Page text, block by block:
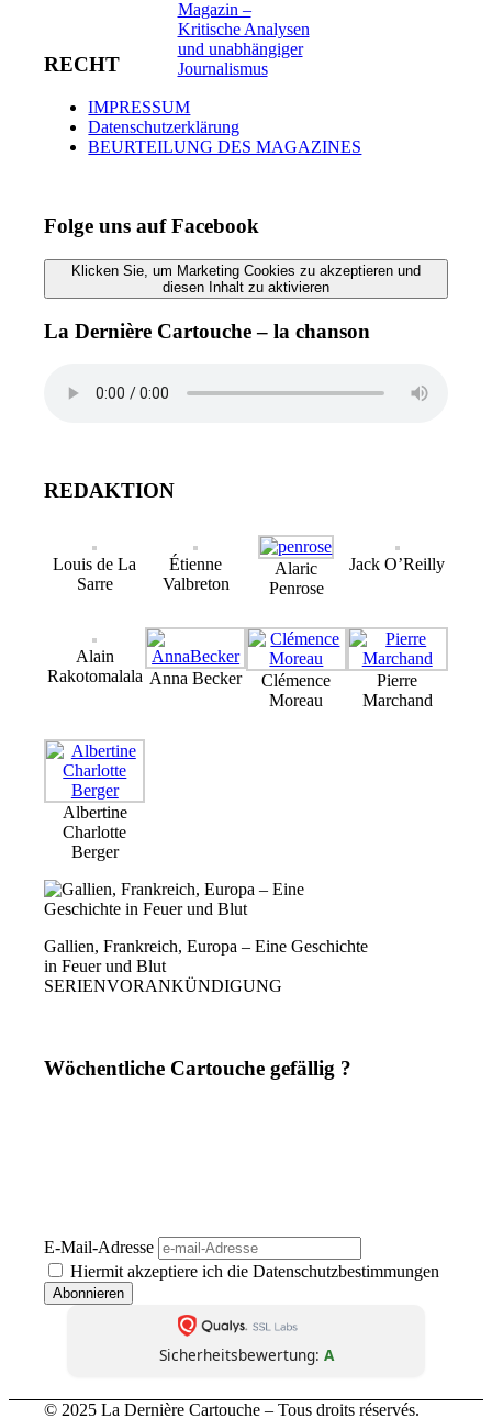
RECHT
IMPRESSUM
Datenschutzerklärung
BEURTEILUNG DES MAGAZINES
Folge uns auf Facebook
Klicken Sie, um Marketing Cookies zu akzeptieren und
diesen Inhalt zu aktivieren
La Dernière Cartouche – la chanson
REDAKTION
Louis de La
Sarre
Étienne
Valbreton
Alaric
Penrose
Jack O’Reilly
Alain
Rakotomalala Anna Becker
Clémence
Moreau
Pierre
Marchand
Albertine
Charlotte
Berger
Gallien, Frankreich, Europa – Eine Geschichte
in Feuer und Blut
SERIENVORANKÜNDIGUNG
Wöchentliche Cartouche gefällig ?
E-Mail-Adresse
Hiermit akzeptiere ich die Datenschutzbestimmungen
Sicherheitsbewertung: A
© 2025 La Dernière Cartouche – Tous droits réservés.